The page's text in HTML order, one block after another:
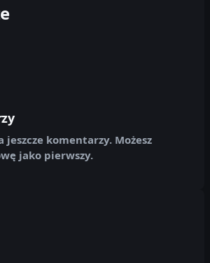
jeszcze komentarzy. Możesz
jako pierwszy.